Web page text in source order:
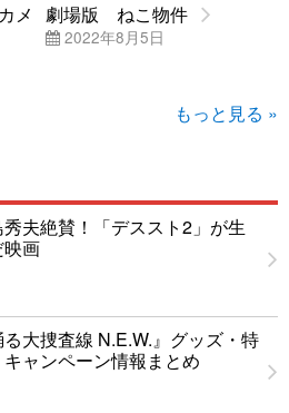
メ
劇場版 ねこ物件
2022年8月5日
もっと見る »
夫絶賛！「デススト2」が生
映画
る大捜査線 N.E.W.』グッズ・特
ャンペーン情報まとめ